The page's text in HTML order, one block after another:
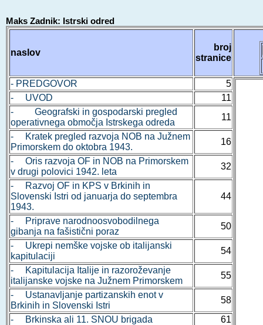
Maks Zadnik: Istrski odred
naslov
broj
stranice
- PREDGOVOR
5
- UVOD
11
- Geografski in gospodarski pregled
operativnega območja Istrskega odreda
11
- Kratek pregled razvoja NOB na Južnem
Primorskem do oktobra 1943.
16
- Oris razvoja OF in NOB na Primorskem
v drugi polovici 1942. leta
32
- Razvoj OF in KPS v Brkinih in
Slovenski Istri od januarja do septembra
1943.
44
- Priprave narodnoosvobodilnega
gibanja na fašistični poraz
50
- Ukrepi nemške vojske ob italijanski
kapitulaciji
54
- Kapitulacija Italije in razoroževanje
italijanske vojske na Južnem Primorskem
55
- Ustanavljanje partizanskih enot v
Brkinih in Slovenski Istri
58
- Brkinska ali 11. SNOU brigada
61